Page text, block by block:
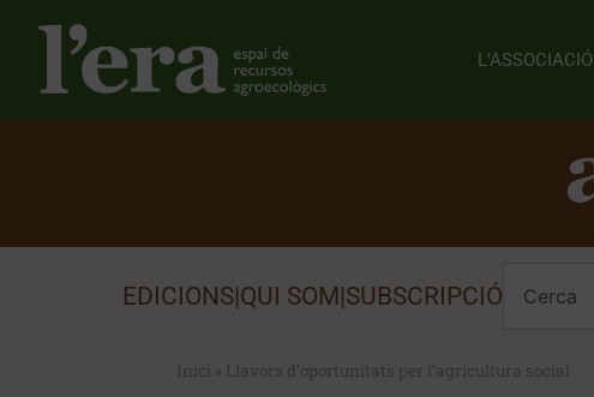
L’ASSOCIACIÓ
EDICIONS|QUI SOM|SUBSCRIPCIÓ
Inici » Llavors d’oportunitats per l’agricultura social